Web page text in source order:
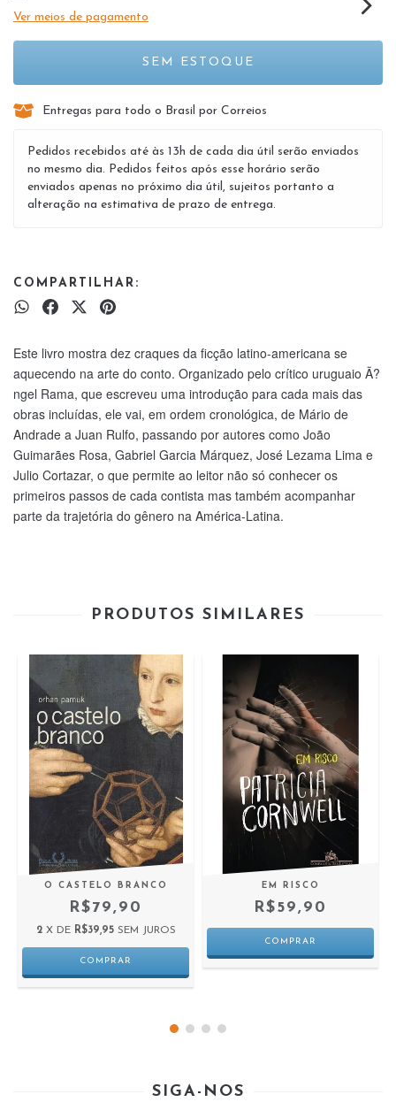
Ver meios de pagamento
Entregas para todo o Brasil por Correios
Pedidos recebidos até às 13h de cada dia útil serão enviados
no mesmo dia. Pedidos feitos após esse horário serão
enviados apenas no próximo dia útil, sujeitos portanto a
alteração na estimativa de prazo de entrega.
COMPARTILHAR:
Este livro mostra dez craques da ficção latino-americana se
aquecendo na arte do conto. Organizado pelo crítico uruguaio Ã?
ngel Rama, que escreveu uma introdução para cada mais das
obras incluídas, ele vai, em ordem cronológica, de Mário de
Andrade a Juan Rulfo, passando por autores como João
Guimarães Rosa, Gabriel Garcia Márquez, José Lezama Lima e
Julio Cortazar, o que permite ao leitor não só conhecer os
primeiros passos de cada contista mas também acompanhar
parte da trajetória do gênero na América-Latina.
PRODUTOS SIMILARES
O CASTELO BRANCO
R$79,90
2 X DE R$39,95 SEM JUROS
EM RISCO
R$59,90
SIGA-NOS